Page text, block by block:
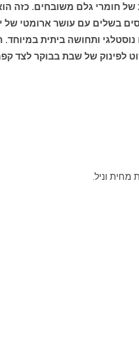
חומרי גלם משובחים. כזה
בשלים עם עושר ארומטי של
ותחושה ביתית במיוחד.
לפינוק של שבת בבוקר לצד